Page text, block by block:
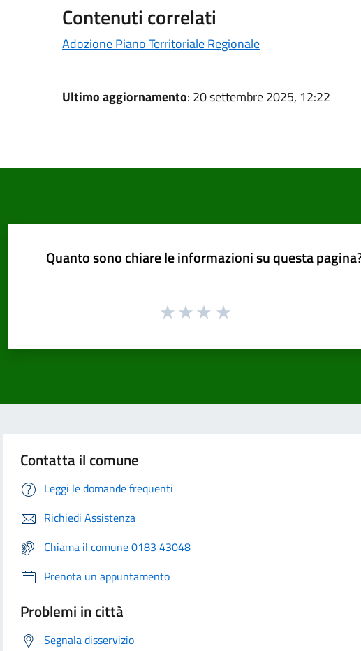
Contenuti correlati
Adozione Piano Territoriale Regionale
Ultimo aggiornamento: 20 settembre 2025, 12:22
Quanto sono chiare le informazioni su questa
Contatta il comune
Leggi le domande frequenti
Richiedi Assistenza
Chiama il comune 0183 43048
Prenota un appuntamento
Problemi in città
Segnala disservizio